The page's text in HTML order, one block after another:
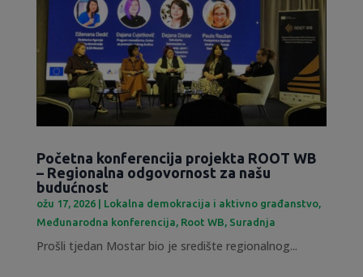
Početna konferencija projekta ROOT WB
– Regionalna odgovornost za našu
budućnost
ožu 17, 2026| Lokalna demokracija i aktivno građanstvo,
Međunarodna konferencija, Root WB, Suradnja
Prošli tjedan Mostar bio je središte regionalnog...